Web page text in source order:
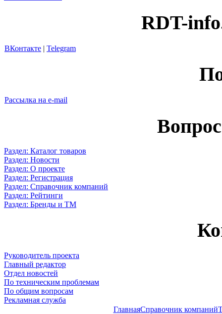
RDT-
ВКонтакте | Telegram
Рассылка на e-mail
Раздел: Каталог товаров
Раздел: Новости
Раздел: О проекте
Раздел: Регистрация
Раздел: Справочник компаний
Раздел: Рейтинги
Раздел: Бренды и ТМ
Руководитель проекта
Главный редактор
Отдел новостей
По техническим проблемам
По общим вопросам
Рекламная служба
ГлавнаяСправочник компаний